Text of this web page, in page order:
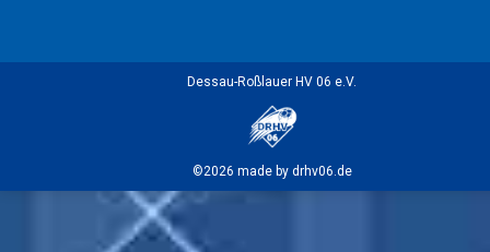
Dessau-Roßlauer HV 06 e.V.
©2026 made by drhv06.de